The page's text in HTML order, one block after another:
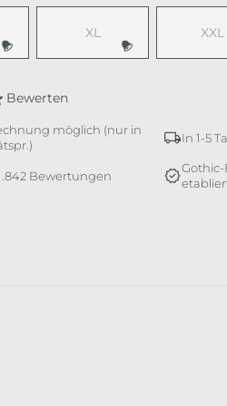
Option ist zurzeit nicht verfügbar.)
XL(Diese Option ist zurzeit
XXL
Bewerten
möglich (nur in
In 1-5
Bewertungen
Gothic-